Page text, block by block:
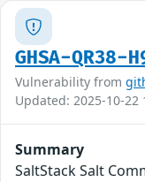
GHSA-QR38-
Vulnerability from
Updated: 2025-10-22
Summary
SaltStack Salt